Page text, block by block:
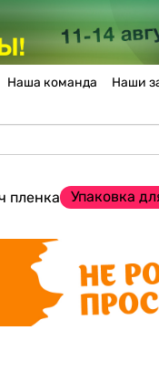
Наша команда Наши
пленка Упаковка